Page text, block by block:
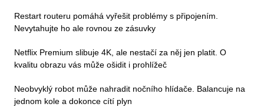
Restart routeru pomáhá vyřešit problémy s připojením.
Nevytahujte ho ale rovnou ze zásuvky
Netflix Premium slibuje 4K, ale nestačí za něj jen platit. O
kvalitu obrazu vás může ošidit i prohlížeč
Neobvyklý robot může nahradit nočního hlídače. Balancuje na
jednom kole a dokonce cítí plyn